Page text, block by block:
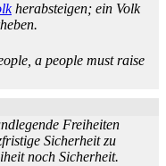
herabsteigen; ein Volk
a people must raise
Freiheiten
Sicherheit zu
noch Sicherheit.